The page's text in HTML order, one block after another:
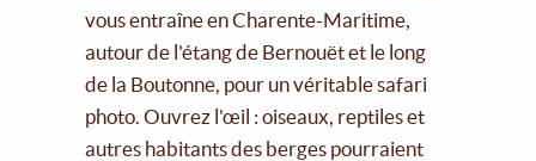
vous entraîne en Charente-Maritime,
autour de l'étang de Bernouët et le long
de la Boutonne, pour un véritable safari
photo. Ouvrez l'œil : oiseaux, reptiles et
autres habitants des berges pourraient